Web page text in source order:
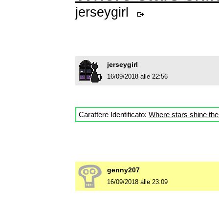
jerseygirl
jerseygirl
16/09/2018 alle 22:56
Carattere Identificato: Where stars shine
genny207
16/09/2018 alle 23:09